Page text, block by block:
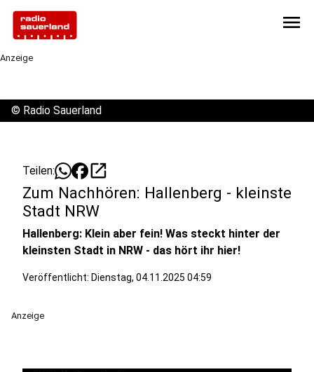
menu
Anzeige
© Radio Sauerland
Teilen: open_in_new
Zum Nachhören: Hallenberg - kleinste
Stadt NRW
Hallenberg: Klein aber fein! Was steckt hinter der
kleinsten Stadt in NRW - das hört ihr hier!
Veröffentlicht: Dienstag, 04.11.2025 04:59
Anzeige